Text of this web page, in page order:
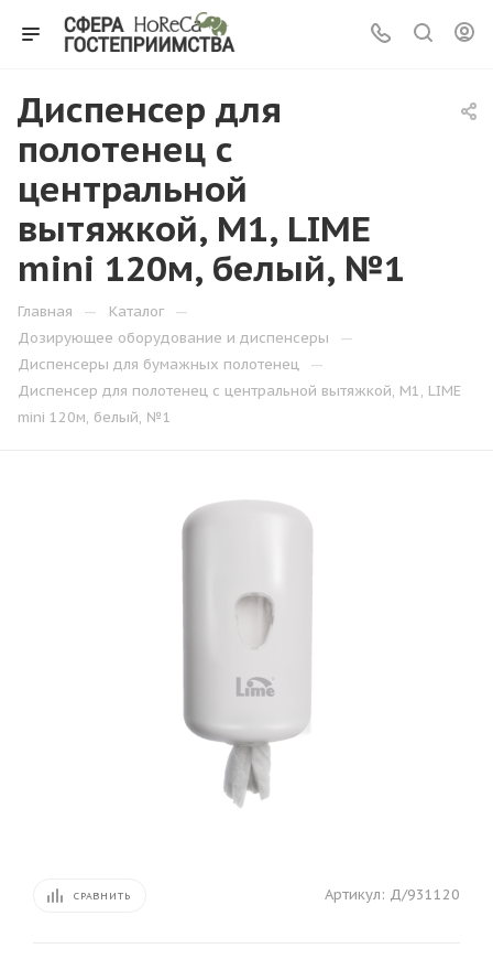
Диспенсер для
полотенец с
центральной
вытяжкой, М1, LIME
mini 120м, белый, №1
Главная — Каталог —
Дозирующее оборудование и диспенсеры —
Диспенсеры для бумажных полотенец —
Диспенсер для полотенец с центральной вытяжкой, М1, LIME
mini 120м, белый, №1
СРАВНИТЬ Артикул: Д/931120